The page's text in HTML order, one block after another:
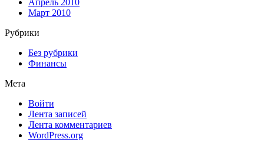
Март 2010
Рубрики
Без рубрики
Финансы
Мета
Войти
Лента записей
Лента комментариев
WordPress.org